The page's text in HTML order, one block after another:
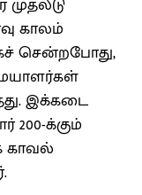
காலம்
சென்றபோது,
இக்கடை
200-க்கும்
காவல்